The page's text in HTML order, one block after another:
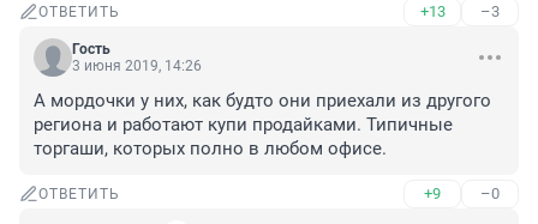
ОТВЕТИТЬ +13 –3
Гость
3 июня 2019, 14:26
А мордочки у них, как будто они приехали из другого
региона и работают купи продайками. Типичные
торгаши, которых полно в любом офисе.
ОТВЕТИТЬ +9 –0